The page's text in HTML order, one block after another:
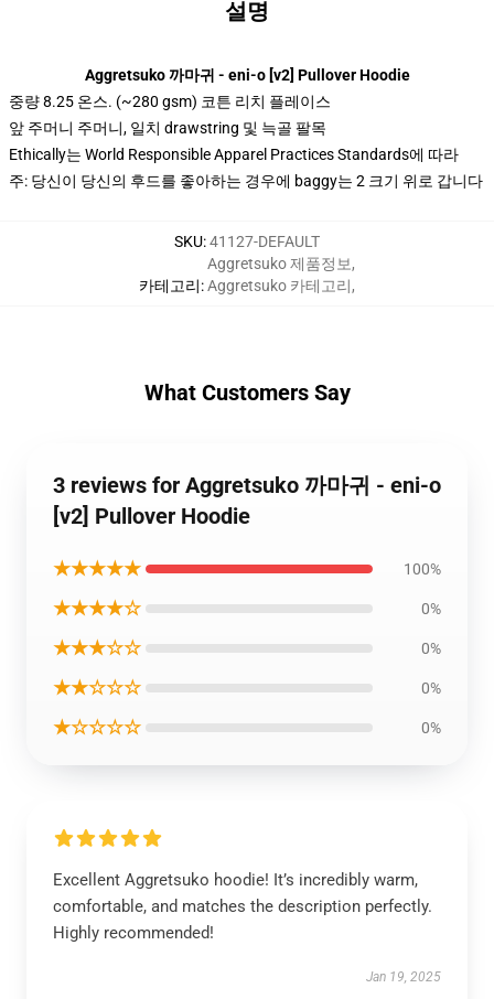
설명
Aggretsuko 까마귀 - eni-o [v2] Pullover Hoodie
중량 8.25 온스. (~280 gsm) 코튼 리치 플레이스
앞 주머니 주머니, 일치 drawstring 및 늑골 팔목
Ethically는 World Responsible Apparel Practices Standards에 따라
주: 당신이 당신의 후드를 좋아하는 경우에 baggy는 2 크기 위로 갑니다
SKU:41127-DEFAULT
카테고리:
Aggretsuko 제품정보,
Aggretsuko 카테고리,
What Customers Say
3 reviews for Aggretsuko 까마귀 - eni-o
[v2] Pullover Hoodie
★★★★★ 100%
★★★★☆ 0%
★★★☆☆ 0%
★★☆☆☆ 0%
★☆☆☆☆ 0%
Excellent Aggretsuko hoodie! It’s incredibly warm,
comfortable, and matches the description perfectly.
Highly recommended!
Jan 19, 2025